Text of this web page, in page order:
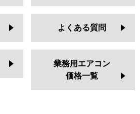
よくある質問
業務用エアコン
価格一覧